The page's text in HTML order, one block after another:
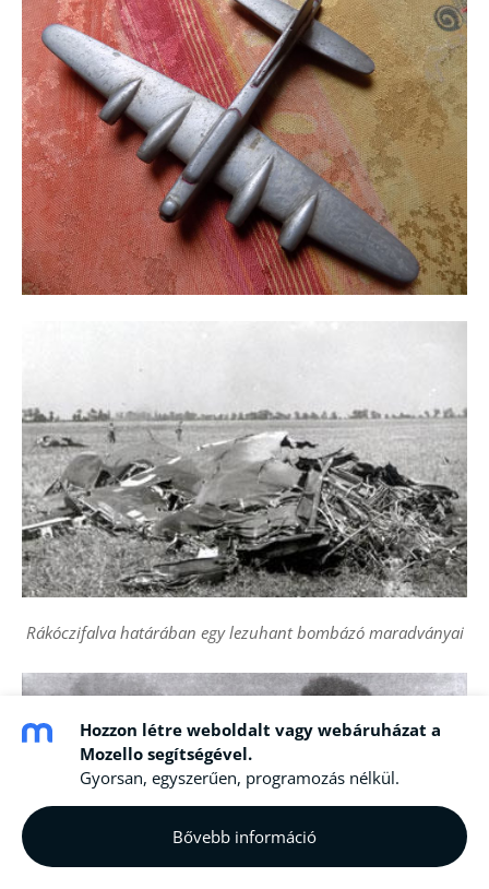
Rákóczifalva határában egy lezuhant bombázó maradványai
Hozzon létre weboldalt vagy webáruházat a
Mozello segítségével.
Gyorsan, egyszerűen, programozás nélkül.
Bővebb információ